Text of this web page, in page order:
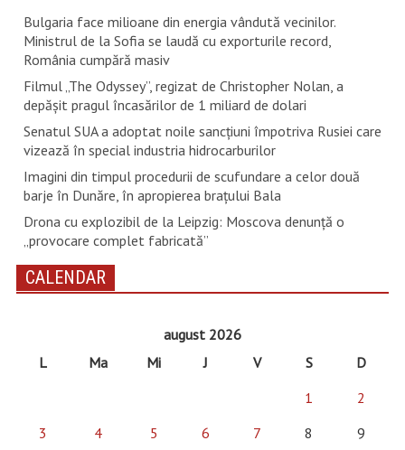
Bulgaria face milioane din energia vândută vecinilor.
Ministrul de la Sofia se laudă cu exporturile record,
România cumpără masiv
Filmul „The Odyssey”, regizat de Christopher Nolan, a
depăşit pragul încasărilor de 1 miliard de dolari
Senatul SUA a adoptat noile sancţiuni împotriva Rusiei care
vizează în special industria hidrocarburilor
Imagini din timpul procedurii de scufundare a celor două
barje în Dunăre, în apropierea brațului Bala
Drona cu explozibil de la Leipzig: Moscova denunţă o
„provocare complet fabricată”
CALENDAR
august 2026
L
Ma Mi J V S
D
1
2
3
4 5 6 7 8
9